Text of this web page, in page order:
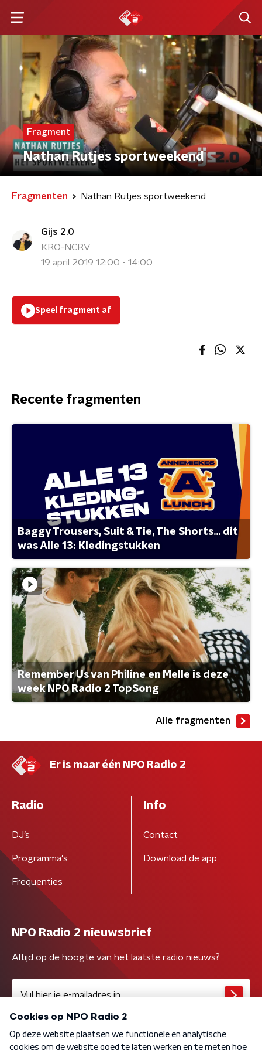
Fragment
Nathan Rutjes sportweekend
Fragmenten Nathan Rutjes sportweekend
Gijs 2.0
KRO-NCRV
19 april 2019 12:00 - 14:00
Speel fragment af
Recente fragmenten
Baggy Trousers, Suit & Tie, The Shorts... dit
was Alle 13: Kledingstukken
Remember Us van Philine en Melle is deze
week NPO Radio 2 TopSong
Alle fragmenten
Er is maar één NPO Radio 2
Radio
DJ’s
Programma's
Frequenties
Info
Contact
Download de app
NPO Radio 2 nieuwsbrief
Altijd op de hoogte van het laatste radio nieuws?